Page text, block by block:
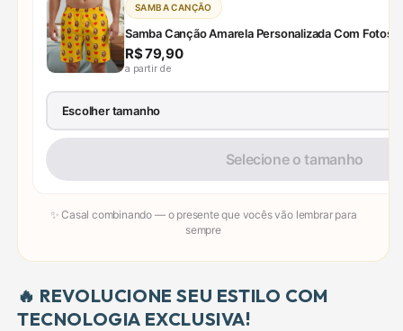
SAMBA CANÇÃO
Samba Canção Amarela Personalizada Com Fotos
R$ 79,90
a partir de
Escolher tamanho
XG G1 G2 G3
Selecione o tamanho
✨ Casal combinando — o presente que vocês vão lembrar para
sempre
🔥 REVOLUCIONE SEU ESTILO COM
TECNOLOGIA EXCLUSIVA!